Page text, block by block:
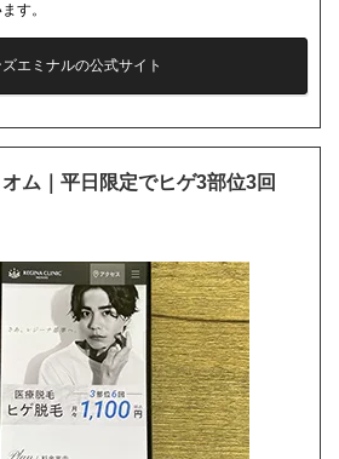
す。
ズエミナルの公式サイト
ム｜平日限定でヒゲ3部位3回